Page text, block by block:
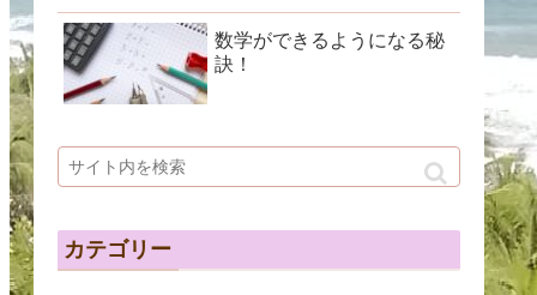
数学ができるようになる秘
訣！
カテゴリー